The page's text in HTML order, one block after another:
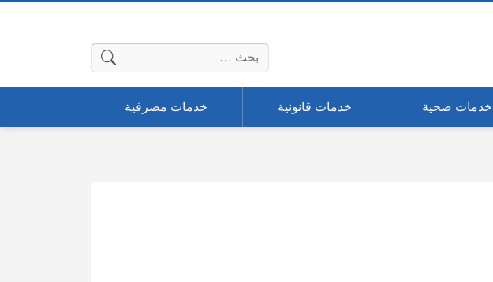
البحث عن:
خدمات صحية خدمات قانونية خدمات مصرفية